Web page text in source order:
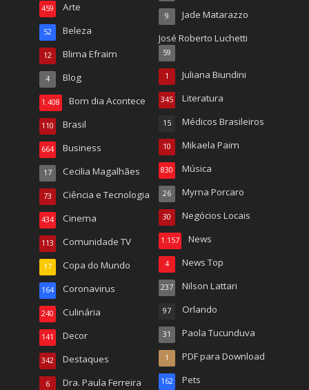
Arte
459
Beleza
52
Blima Efraim
12
Blog
4
Bom dia Acontece
1.408
Brasil
110
Business
664
Cecilia Magalhães
17
Ciência e Tecnologia
73
Cinema
434
Comunidade TV
113
Copa do Mundo
17
Coronavirus
164
Culinária
240
Decor
141
Destaques
342
Dra. Paula Ferreira
6
Jade Matarazzo
9
José Roberto Luchetti
59
Juliana Biundini
1
Literatura
345
Médicos Brasileiros
15
Mikaela Paim
10
Música
830
Myrna Porcaro
26
Negócios Locais
30
News
1.157
News Top
4
Nilson Lattari
237
Orlando
97
Paola Tucunduva
31
PDF para Download
1
Pets
162